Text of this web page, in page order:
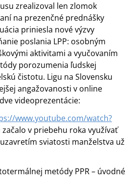
zrealizoval len zlomok
na prezenčné prednášky
priniesla nové výzvy
poslania LPP: osobným
aktivitami a vyučovaním
porozumenia ľudskej
čistotu. Ligu na Slovensku
angažovanosti v online
videoprezentácie:
www.youtube.com/watch?
začalo v priebehu roka využívať
sviatosti manželstva už
metódy PPR – úvodné